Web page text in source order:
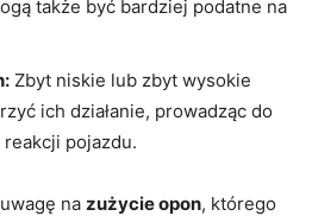
także być bardziej podatne na
Zbyt niskie⁢ lub zbyt wysokie
ich działanie, prowadząc ⁤do
⁣pojazdu.
na zużycie opon, którego